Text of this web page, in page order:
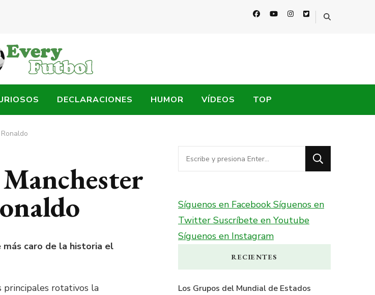
DECLARACIONES HUMOR VÍDEOS TOP
caro de la historia el
principales rotativos la
¿Buscas
algo?
Síguenos en FacebookSíguenos en
Twitter Suscríbete en Youtube
Síguenos en Instagram
RECIENTES
Los Grupos del Mundial de Estados